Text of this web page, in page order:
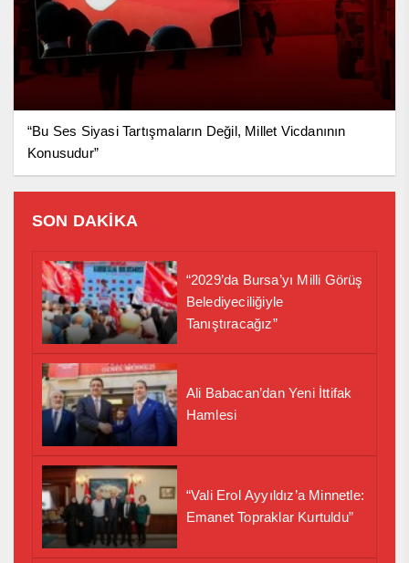
“Bu Ses Siyasi Tartışmaların Değil, Millet Vicdanının
Konusudur”
SON DAKİKA
“2029’da Bursa’yı Milli Görüş
Belediyeciliğiyle
Tanıştıracağız”
Ali Babacan’dan Yeni İttifak
Hamlesi
“Vali Erol Ayyıldız’a Minnetle:
Emanet Topraklar Kurtuldu”